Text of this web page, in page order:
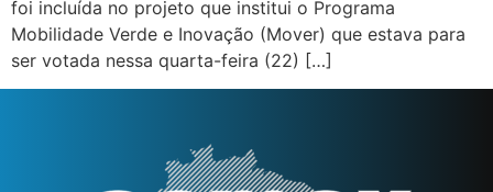
foi incluída no projeto que institui o Programa
Mobilidade Verde e Inovação (Mover) que estava para
ser votada nessa quarta-feira (22) […]